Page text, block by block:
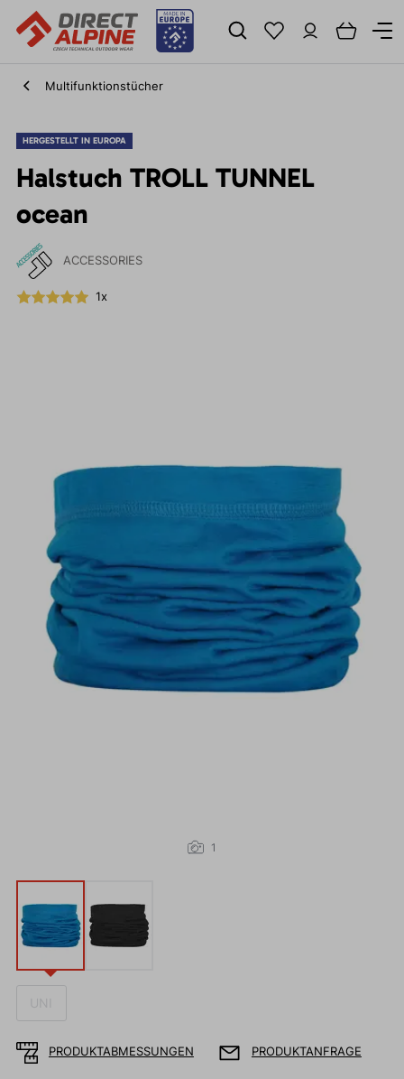
Multifunktionstücher
HERGESTELLT IN EUROPA
Halstuch TROLL TUNNEL
ocean
ACCESSORIES
1x
1
UNI
PRODUKTABMESSUNGEN PRODUKTANFRAGE